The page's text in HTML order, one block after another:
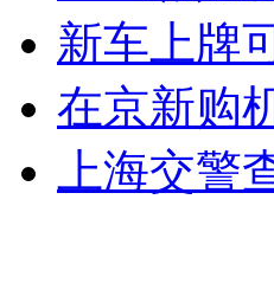
新车上牌
在京新购
上海交警